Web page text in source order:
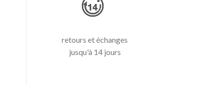
retours et échanges
jusqu'à 14 jours